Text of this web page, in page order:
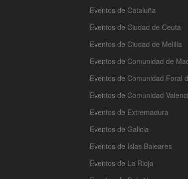
Eventos de Cataluña
Eventos de Ciudad de Ceuta
Eventos de Ciudad de Melilla
Eventos de Comunidad de
Eventos de Comunidad Foral
Eventos de Comunidad
Eventos de Extremadura
Eventos de Galicia
Eventos de Islas Baleares
Eventos de La Rioja